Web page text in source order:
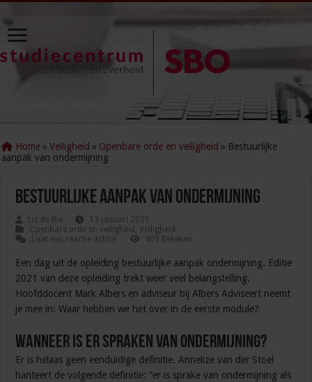
Home » Veiligheid » Openbare orde en veiligheid » Bestuurlijke
aanpak van ondermijning
Bestuurlijke aanpak van ondermijning
Liz de Bie
13 januari 2021
Openbare orde en veiligheid ,Veiligheid
Laat een reactie achter
409 Bekeken
Een dag uit de opleiding bestuurlijke aanpak ondermijning. Editie
2021 van deze opleiding trekt weer veel belangstelling.
Hoofddocent Mark Albers en adviseur bij Albers Adviseert neemt
je mee in: Waar hebben we het over in de eerste module?
Wanneer is er spraken van ondermijning?
Er is helaas geen eenduidige definitie. Annelize van der Stoel
hanteert de volgende definitie: “er is sprake van ondermijning als